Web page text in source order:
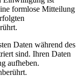
formlose Mitteilung
Daten während des
sind. Ihren Daten
aufheben.